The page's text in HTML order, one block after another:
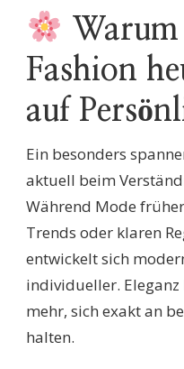
Fashion
auf
Ein besonders
aktuell beim
Während Mode
Trends oder klaren
entwickelt sich
individueller.
mehr, sich exakt an
halten.